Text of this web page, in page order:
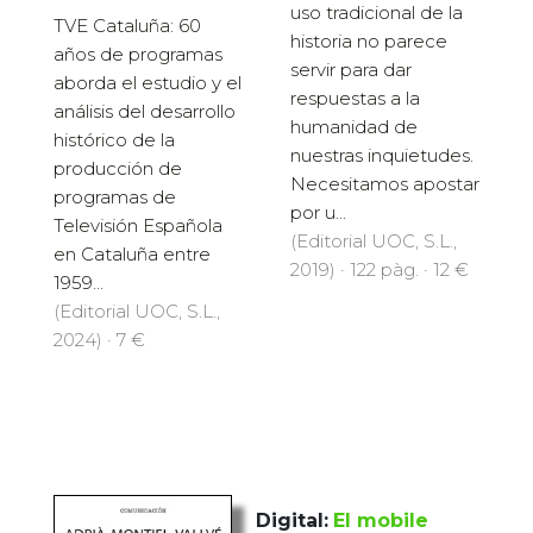
TVE Cataluña: 60
años de programas
aborda el estudio y el
análisis del desarrollo
histórico de la
producción de
programas de
Televisión Española
en Cataluña entre
1959...
(Editorial UOC, S.L.,
2024) · 7 €
uso tradicional de la
historia no parece
servir para dar
respuestas a la
humanidad de
nuestras inquietudes.
Necesitamos apostar
por u...
(Editorial UOC, S.L.,
2019) · 122 pàg. · 12 €
Digital: El mobile